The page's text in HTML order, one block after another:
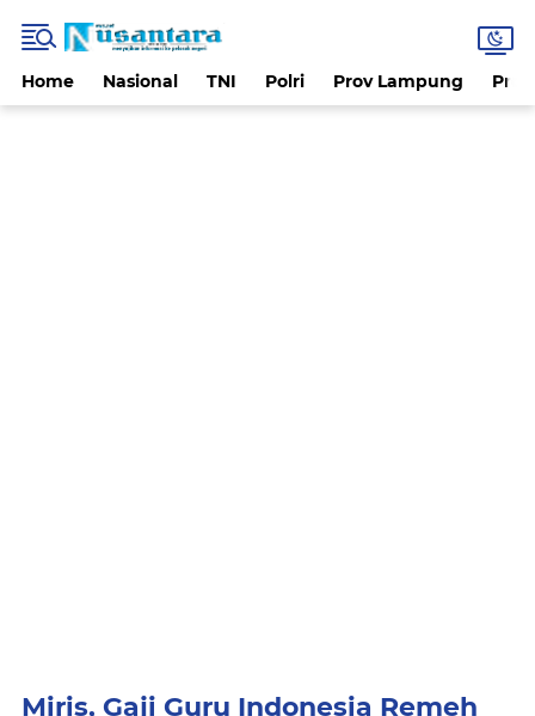
Home Nasional TNI Polri Prov Lampung
Miris, Gaji Guru Indonesia Remeh